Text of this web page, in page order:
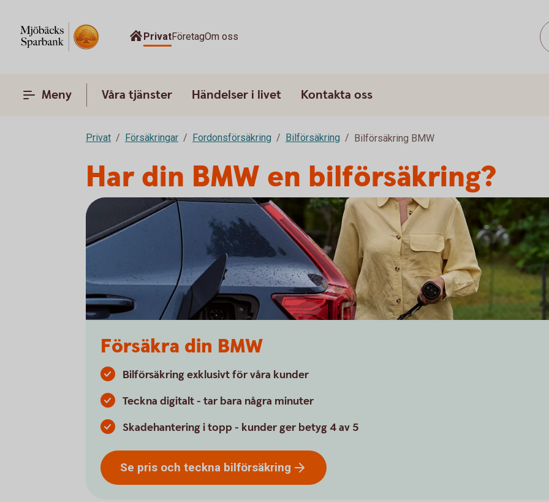
PrivatFöretagOm oss
Meny Våra tjänster Händelser i livet Kontakta oss
Privat Försäkringar Fordonsförsäkring Bilförsäkring Bilförsäkring BMW
Har din BMW en bilförsäkring?
Försäkra din BMW
Bilförsäkring exklusivt för våra kunder
Teckna digitalt - tar bara några minuter
Skadehantering i topp - kunder ger betyg 4 av 5
Se pris och teckna bilförsäkring